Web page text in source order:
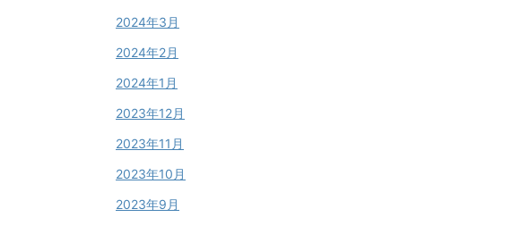
2024年3月
2024年2月
2024年1月
2023年12月
2023年11月
2023年10月
2023年9月